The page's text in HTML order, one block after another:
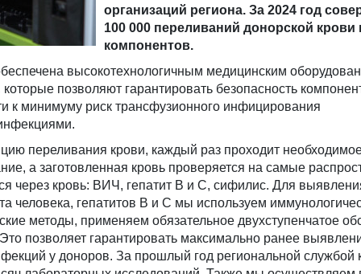
организаций региона. За 2024 год
100 000 переливаний донорской крови
компонентов.
высокотехнологичным медицинским
позволяют гарантировать безопасность
к минимуму риск трансфузионного инфицирования
переливания крови, каждый раз проходит
а заготовленная кровь проверяется на самые
через кровь: ВИЧ, гепатит В и С, сифилис. Для
человека, гепатитов В и С мы используем
методы, применяем обязательное двухступенчатое
позволяет гарантировать максимально ранее
у доноров. За прошлый год региональной службой